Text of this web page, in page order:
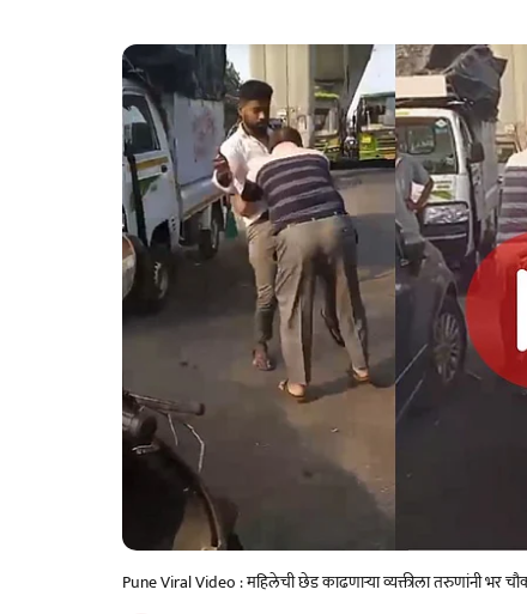
Pune Viral Video : महिलेची छेड काढणाऱ्या व्यक्तीला तरुणांनी भर